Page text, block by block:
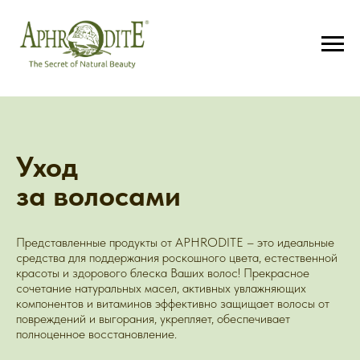
Уход
за волосами
Представленные продукты от APHRODITE – это идеальные
средства для поддержания роскошного цвета, естественной
красоты и здорового блеска Ваших волос! Прекрасное
сочетание натуральных масел, активных увлажняющих
компонентов и витаминов эффективно защищает волосы от
повреждений и выгорания, укрепляет, обеспечивает
полноценное восстановление.